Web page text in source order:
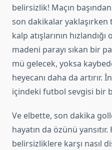
belirsizlik! Maçın
son dakikalar yaklaşırken
kalp atışlarının
madeni parayı sıkan bir
mü gelecek, yoksa
heyecanı daha da artırır.
içindeki futbol sevgisi bir
Ve elbette, son dakika
hayatın da özünü yansıtır.
belirsizliklere karşı nasıl